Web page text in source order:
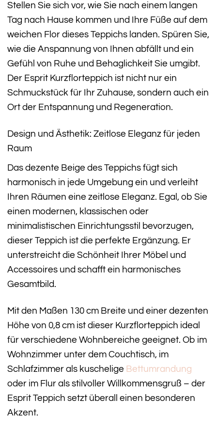
Stellen Sie sich vor, wie Sie nach einem langen
Tag nach Hause kommen und Ihre Füße auf dem
weichen Flor dieses Teppichs landen. Spüren Sie,
wie die Anspannung von Ihnen abfällt und ein
Gefühl von Ruhe und Behaglichkeit Sie umgibt.
Der Esprit Kurzflorteppich ist nicht nur ein
Schmuckstück für Ihr Zuhause, sondern auch ein
Ort der Entspannung und Regeneration.
Design und Ästhetik: Zeitlose Eleganz für jeden
Raum
Das dezente Beige des Teppichs fügt sich
harmonisch in jede Umgebung ein und verleiht
Ihren Räumen eine zeitlose Eleganz. Egal, ob Sie
einen modernen, klassischen oder
minimalistischen Einrichtungsstil bevorzugen,
dieser Teppich ist die perfekte Ergänzung. Er
unterstreicht die Schönheit Ihrer Möbel und
Accessoires und schafft ein harmonisches
Gesamtbild.
Mit den Maßen 130 cm Breite und einer dezenten
Höhe von 0,8 cm ist dieser Kurzflorteppich ideal
für verschiedene Wohnbereiche geeignet. Ob im
Wohnzimmer unter dem Couchtisch, im
Schlafzimmer als kuschelige Bettumrandung
oder im Flur als stilvoller Willkommensgruß – der
Esprit Teppich setzt überall einen besonderen
Akzent.